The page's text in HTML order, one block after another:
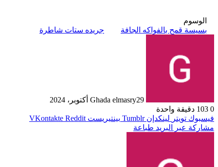
الوسوم
بسيسة قمح بالفواكه الجافة
جريده ستات شاطرة
Ghada elmasry29 أكتوبر، 2024
0
دقيقة واحدة
فيسبوك تويتر لينكدإن بينتيريست
مشاركة عبر البريد طباعة